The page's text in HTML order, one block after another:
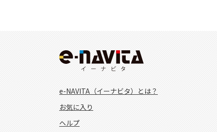
e-NAVITA（イーナビタ）とは？
お気に入り
ヘルプ